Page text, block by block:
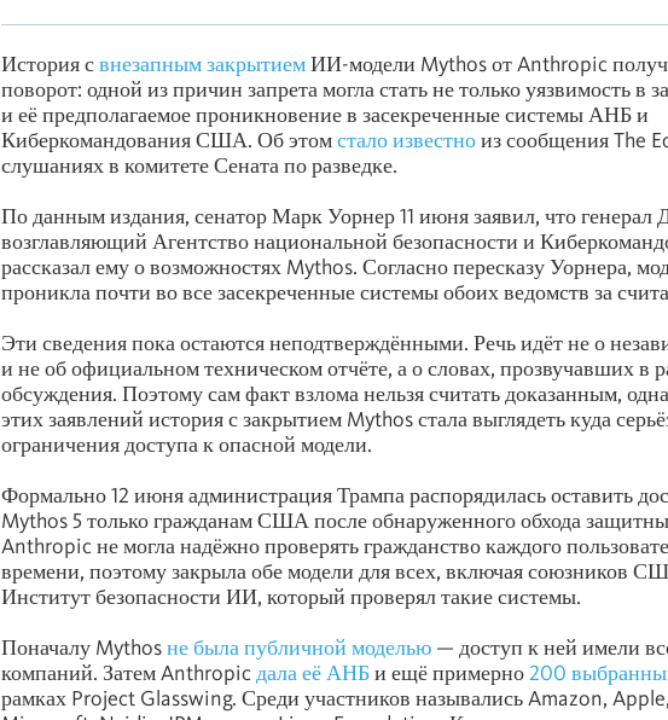
История свнезапным закрытиемИИ-модели Mythos от Anthropic
поворот: одной из причин запрета могла стать не только уязвимость в
и её предполагаемое проникновение в засекреченные системы АНБ и
Киберкомандования США. Об этомстало известноиз сообщения The
слушаниях в комитете Сената по разведке.
По данным издания, сенатор Марк Уорнер 11 июня заявил, что генерал
возглавляющий Агентство национальной безопасности и
рассказал ему о возможностях Mythos. Согласно пересказу Уорнера,
проникла почти во все засекреченные системы обоих ведомств за
Эти сведения пока остаются неподтверждёнными. Речь идёт не о
и не об официальном техническом отчёте, а о словах, прозвучавших в
обсуждения. Поэтому сам факт взлома нельзя считать доказанным,
этих заявлений история с закрытием Mythos стала выглядеть куда
ограничения доступа к опасной модели.
Формально 12 июня администрация Трампа распорядилась оставить
Mythos 5 только гражданам США после обнаруженного обхода
Anthropic не могла надёжно проверять гражданство каждого
времени, поэтому закрыла обе модели для всех, включая союзников
Институт безопасности ИИ, который проверял такие системы.
Поначалу Mythosне была публичной моделью — доступ к ней имели
компаний. Затем Anthropic дала её АНБи ещё примерно 200
рамках Project Glasswing. Среди участников назывались Amazon,